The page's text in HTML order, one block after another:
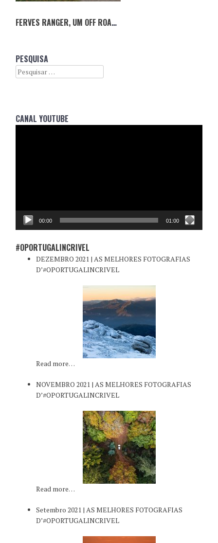
FERVES RANGER, UM OFF ROAD FORA DO COMUM
PESQUISA
Search
CANAL YOUTUBE
00:00 01:00
#OPORTUGALINCRIVEL
DEZEMBRO 2021 | AS MELHORES FOTOGRAFIAS
D’#OPORTUGALINCRIVEL
Read more…
NOVEMBRO 2021 | AS MELHORES FOTOGRAFIAS
D’#OPORTUGALINCRIVEL
Read more…
Setembro 2021 | AS MELHORES FOTOGRAFIAS
D’#OPORTUGALINCRIVEL